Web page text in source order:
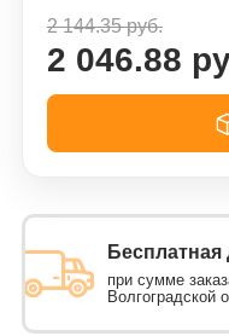
2 144.35 руб.
2 046.88
Бесплатная
при сумме
Волгоградской